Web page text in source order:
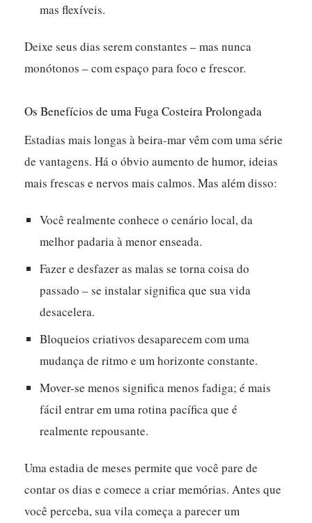
mas flexíveis.
Deixe seus dias serem constantes – mas nunca
monótonos – com espaço para foco e frescor.
Os Benefícios de uma Fuga Costeira Prolongada
Estadias mais longas à beira-mar vêm com uma série
de vantagens. Há o óbvio aumento de humor, ideias
mais frescas e nervos mais calmos. Mas além disso:
Você realmente conhece o cenário local, da
melhor padaria à menor enseada.
Fazer e desfazer as malas se torna coisa do
passado – se instalar significa que sua vida
desacelera.
Bloqueios criativos desaparecem com uma
mudança de ritmo e um horizonte constante.
Mover-se menos significa menos fadiga; é mais
fácil entrar em uma rotina pacífica que é
realmente repousante.
Uma estadia de meses permite que você pare de
contar os dias e comece a criar memórias. Antes que
você perceba, sua vila começa a parecer um